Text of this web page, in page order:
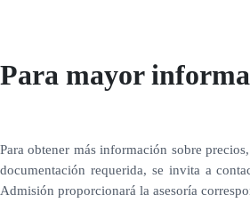
Para mayor
Para obtener más información sobre
documentación requerida, se invita a
Admisión proporcionará la asesoría